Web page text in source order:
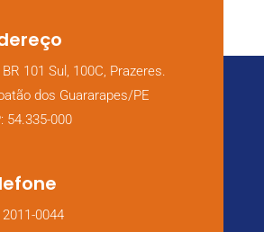
BR 101 Sul, 100C, Prazeres.
dos Guararapes/PE
54.335-000
0044